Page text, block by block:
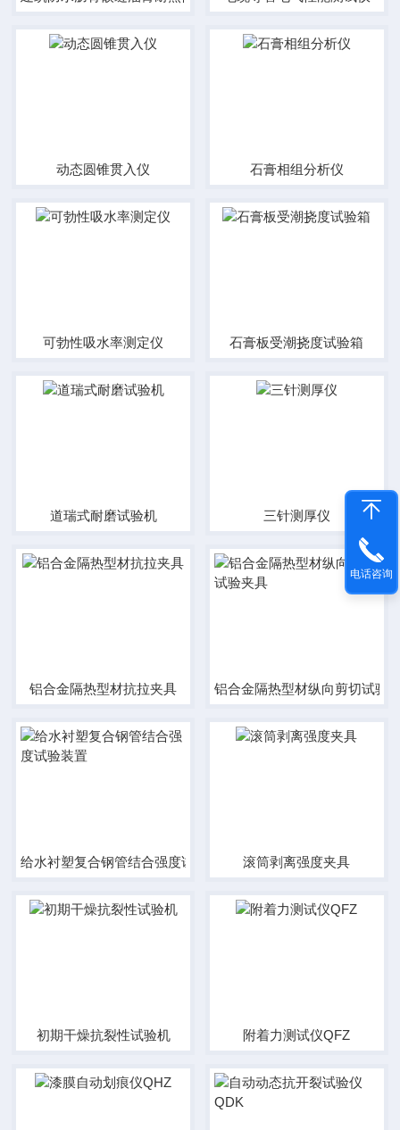
动态圆锥贯入仪 石膏相组分析仪
可勃性吸水率测定仪 石膏板受潮挠度试验箱
道瑞式耐磨试验机 三针测厚仪
铝合金隔热型材抗拉夹具 铝合金隔热型材纵向剪切试验
给水衬塑复合钢管结合强度试验装置 滚筒剥离强度夹具
初期干燥抗裂性试验机 附着力测试仪QFZ
电话咨询